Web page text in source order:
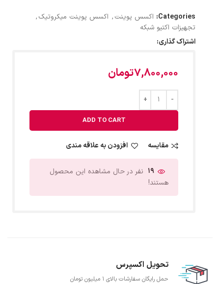
Categories: اکسس پوینت, اکسس پوینت میکروتیک,
تجهیزات اکتیو شبکه
اشتراک گذاری:
7,800,000تومان
ADD TO CART
مقایسه افزودن به علاقه مندی
19 نفر در حال مشاهده این محصول
هستند!
تحویل اکسپرس
حمل رایگان سفارشات بالای 1 میلیون تومان